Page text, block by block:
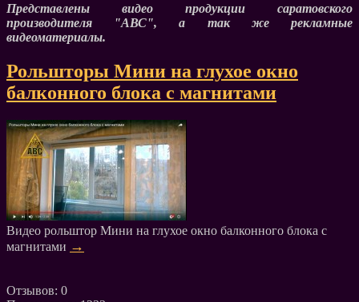
Представлены видео продукции саратовского
производителя "АВС", а так же рекламные
видеоматериалы.
Рольшторы Мини на глухое окно
балконного блока с магнитами
Видео рольштор Мини на глухое окно балконного блока с
магнитами →
Отзывов: 0